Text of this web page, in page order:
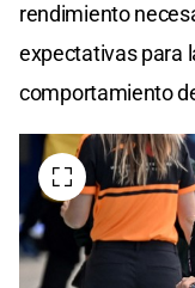
rendimiento
expectativas para
comportamiento